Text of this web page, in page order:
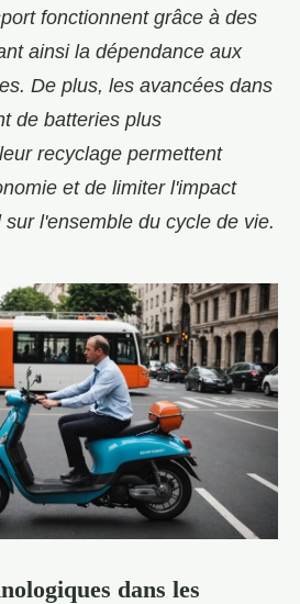
fonctionnent grâce à des
ainsi la dépendance aux
De plus, les avancées dans
de batteries plus
recyclage permettent
et de limiter l'impact
l'ensemble du cycle de vie.
dans les